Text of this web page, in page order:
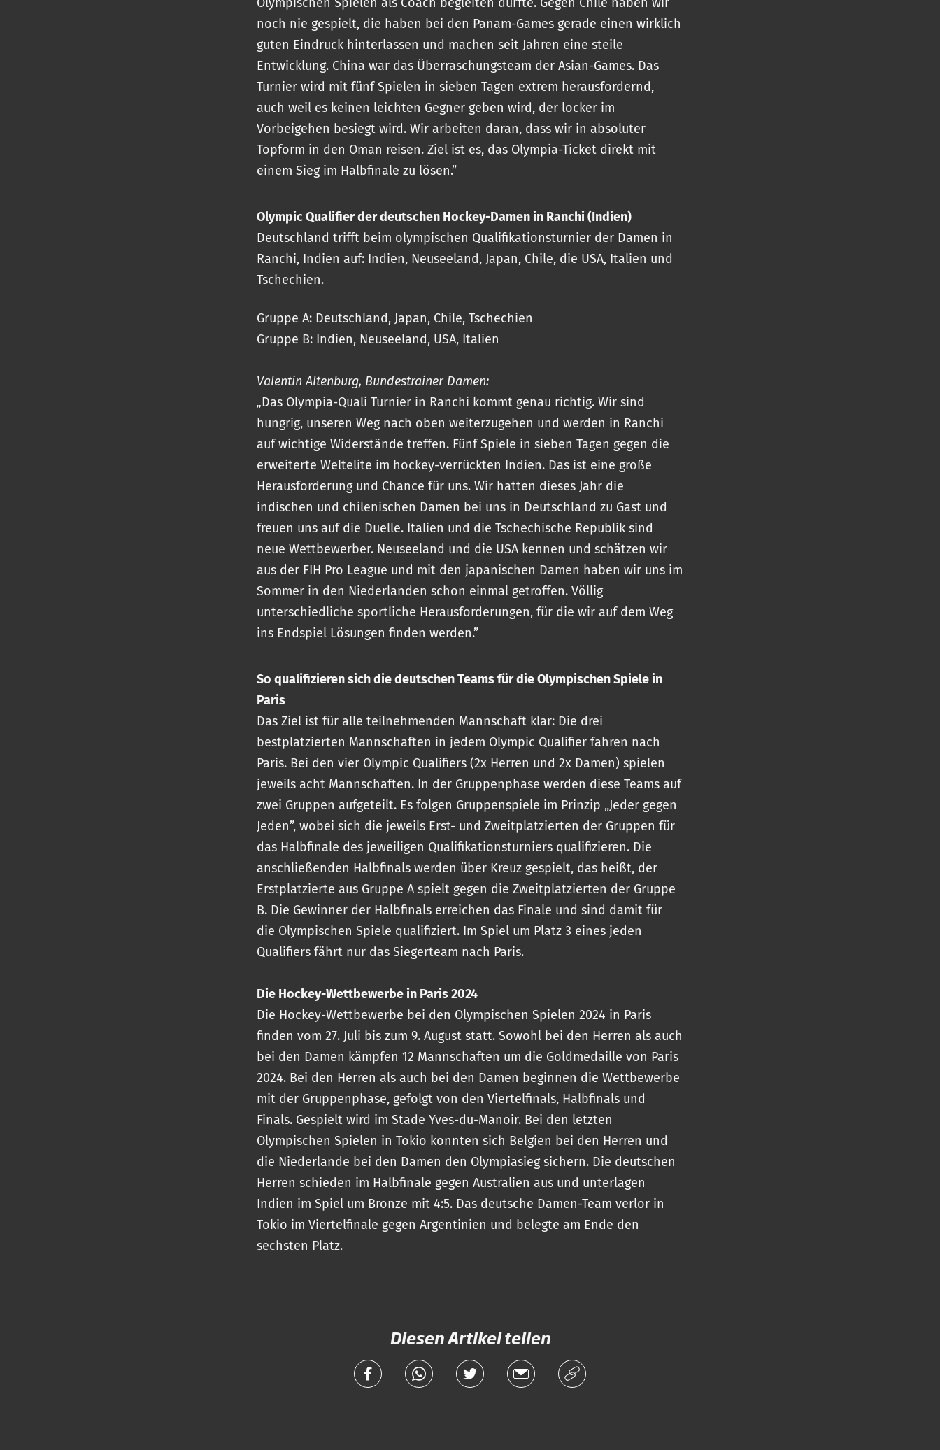
noch nie gespielt, die haben bei den Panam-Games gerade einen wirklich
guten Eindruck hinterlassen und machen seit Jahren eine steile
Entwicklung. China war das Überraschungsteam der Asian-Games. Das
Turnier wird mit fünf Spielen in sieben Tagen extrem herausfordernd,
auch weil es keinen leichten Gegner geben wird, der locker im
Vorbeigehen besiegt wird. Wir arbeiten daran, dass wir in absoluter
Topform in den Oman reisen. Ziel ist es, das Olympia-Ticket direkt mit
einem Sieg im Halbfinale zu lösen.”
Olympic Qualifier der deutschen Hockey-Damen in Ranchi (Indien)
Deutschland trifft beim olympischen Qualifikationsturnier der Damen in
Ranchi, Indien auf: Indien, Neuseeland, Japan, Chile, die USA, Italien und
Tschechien.
Gruppe A: Deutschland, Japan, Chile, Tschechien
Gruppe B: Indien, Neuseeland, USA, Italien
Valentin Altenburg, Bundestrainer Damen:
„Das Olympia-Quali Turnier in Ranchi kommt genau richtig. Wir sind
hungrig, unseren Weg nach oben weiterzugehen und werden in Ranchi
auf wichtige Widerstände treffen. Fünf Spiele in sieben Tagen gegen die
erweiterte Weltelite im hockey-verrückten Indien. Das ist eine große
Herausforderung und Chance für uns. Wir hatten dieses Jahr die
indischen und chilenischen Damen bei uns in Deutschland zu Gast und
freuen uns auf die Duelle. Italien und die Tschechische Republik sind
neue Wettbewerber. Neuseeland und die USA kennen und schätzen wir
aus der FIH Pro League und mit den japanischen Damen haben wir uns im
Sommer in den Niederlanden schon einmal getroffen. Völlig
unterschiedliche sportliche Herausforderungen, für die wir auf dem Weg
ins Endspiel Lösungen finden werden.”
So qualifizieren sich die deutschen Teams für die Olympischen Spiele in
Paris
Das Ziel ist für alle teilnehmenden Mannschaft klar: Die drei
bestplatzierten Mannschaften in jedem Olympic Qualifier fahren nach
Paris. Bei den vier Olympic Qualifiers (2x Herren und 2x Damen) spielen
jeweils acht Mannschaften. In der Gruppenphase werden diese Teams auf
zwei Gruppen aufgeteilt. Es folgen Gruppenspiele im Prinzip „Jeder gegen
Jeden”, wobei sich die jeweils Erst- und Zweitplatzierten der Gruppen für
das Halbfinale des jeweiligen Qualifikationsturniers qualifizieren. Die
anschließenden Halbfinals werden über Kreuz gespielt, das heißt, der
Erstplatzierte aus Gruppe A spielt gegen die Zweitplatzierten der Gruppe
B. Die Gewinner der Halbfinals erreichen das Finale und sind damit für
die Olympischen Spiele qualifiziert. Im Spiel um Platz 3 eines jeden
Qualifiers fährt nur das Siegerteam nach Paris.
Die Hockey-Wettbewerbe in Paris 2024
Die Hockey-Wettbewerbe bei den Olympischen Spielen 2024 in Paris
finden vom 27. Juli bis zum 9. August statt. Sowohl bei den Herren als auch
bei den Damen kämpfen 12 Mannschaften um die Goldmedaille von Paris
2024. Bei den Herren als auch bei den Damen beginnen die Wettbewerbe
mit der Gruppenphase, gefolgt von den Viertelfinals, Halbfinals und
Finals. Gespielt wird im Stade Yves-du-Manoir. Bei den letzten
Olympischen Spielen in Tokio konnten sich Belgien bei den Herren und
die Niederlande bei den Damen den Olympiasieg sichern. Die deutschen
Herren schieden im Halbfinale gegen Australien aus und unterlagen
Indien im Spiel um Bronze mit 4:5. Das deutsche Damen-Team verlor in
Tokio im Viertelfinale gegen Argentinien und belegte am Ende den
sechsten Platz.
Diesen Artikel teilen